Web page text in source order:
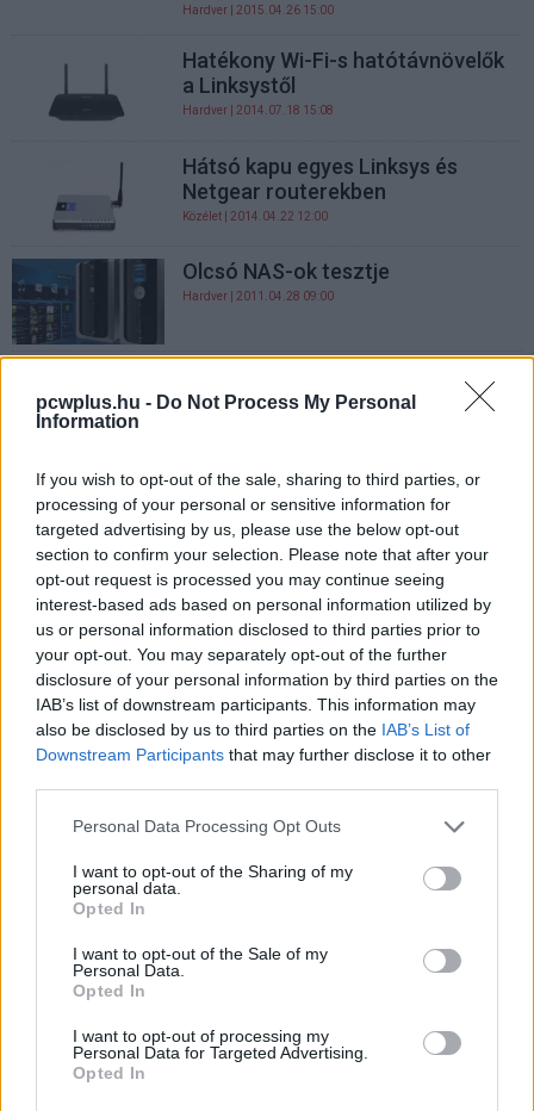
pcwplus.hu - Do Not Process My Personal
Information
If you wish to opt-out of the sale, sharing to third parties, or
processing of your personal or sensitive information for
targeted advertising by us, please use the below opt-out
section to confirm your selection. Please note that after your
opt-out request is processed you may continue seeing
interest-based ads based on personal information utilized by
us or personal information disclosed to third parties prior to
your opt-out. You may separately opt-out of the further
disclosure of your personal information by third parties on the
IAB’s list of downstream participants. This information may
also be disclosed by us to third parties on the IAB’s List of
Downstream Participants that may further disclose it to other
Please note that this website/app uses one or more Google
not limited to your visit or usage behaviour. You may click to
grant or deny consent to Google and its third-party tags to
use your data for below specified purposes in below Google
consent section.
Personal Data Processing Opt Outs
I want to opt-out of the Sharing of my
personal data.
Opted In
I want to opt-out of the Sale of my
Personal Data.
Opted In
I want to opt-out of processing my
Personal Data for Targeted Advertising.
Opted In
Hardver | 2015.04.26 15:00
Hatékony Wi-Fi-s hatótávnövelők
a Linksystől
Hardver | 2014.07.18 15:08
Hátsó kapu egyes Linksys és
Netgear routerekben
Közélet | 2014.04.22 12:00
Olcsó NAS-ok tesztje
Hardver | 2011.04.28 09:00
beüzemelése
Hogyan őrizzük házunkat? Segít
egy IP kamera!
Hardver| 2009.05.14 10:20
LAN hálózat a konnektorban
Hardver | 2009.05.05 10:47
Biztonsági kamera
mobiltelefonon?
Mobil| 2009.04.29 11:26
Dupla sávon a Linksys
Újdonságok és változások a
Hardver| 2008.04.29 19:15
Mobil| 2007.01.08 10:25
Életmód | 2006.07.19 11:58